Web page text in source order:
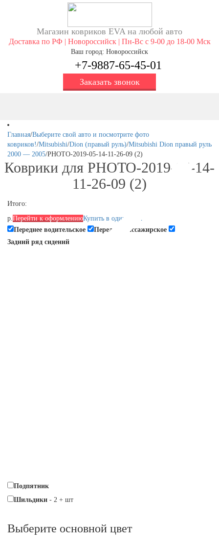
Магазин ковриков EVA ​на любой авто
Доставка по РФ | Новороссийск | Пн-Вс с 9-00 до 18-00 Мск
Ваш город: Новороссийск
+7-9887-65-45-01
Заказать звонок
Главная/Выберите свой авто и посмотрите фото
ковриков!/Mitsubishi/Dion (правый руль)/Mitsubishi Dion правый руль
2000 — 2005/PHOTO-2019-05-14-11-26-09 (2)
Коврики для PHOTO-2019-05-14-
11-26-09 (2)
Итого:
р.Перейти к оформлениюКупить в один клик
Переднее водительское
Переднее пассажирское
Задний ряд сидений
Подпятник
Шильдики - 2 + шт
Выберите oсновной цвет